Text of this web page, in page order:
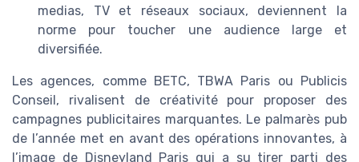
medias, TV et réseaux sociaux, deviennent la
norme pour toucher une audience large et
diversifiée.
Les agences, comme BETC, TBWA Paris ou Publicis
Conseil, rivalisent de créativité pour proposer des
campagnes publicitaires marquantes. Le palmarès pub
de l’année met en avant des opérations innovantes, à
l’image de Disneyland Paris qui a su tirer parti des